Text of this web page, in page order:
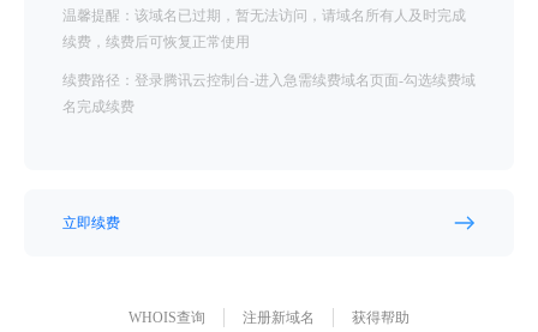
温馨提醒：该域名已过期，暂无法访问，请域名所有人及时完成
续费，续费后可恢复正常使用
续费路径：登录腾讯云控制台-进入急需续费域名页面-勾选续费域
名完成续费
立即续费
WHOIS查询 注册新域名 获得帮助